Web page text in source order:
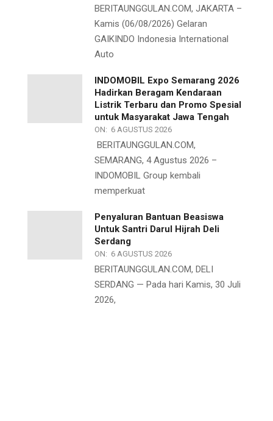
BERITAUNGGULAN.COM, JAKARTA –
Kamis (06/08/2026) Gelaran
GAIKINDO Indonesia International
Auto
INDOMOBIL Expo Semarang 2026
Hadirkan Beragam Kendaraan
Listrik Terbaru dan Promo Spesial
untuk Masyarakat Jawa Tengah
ON: 6 AGUSTUS 2026
BERITAUNGGULAN.COM,
SEMARANG, 4 Agustus 2026 –
INDOMOBIL Group kembali
memperkuat
Penyaluran Bantuan Beasiswa
Untuk Santri Darul Hijrah Deli
Serdang
ON: 6 AGUSTUS 2026
BERITAUNGGULAN.COM, DELI
SERDANG — Pada hari Kamis, 30 Juli
2026,